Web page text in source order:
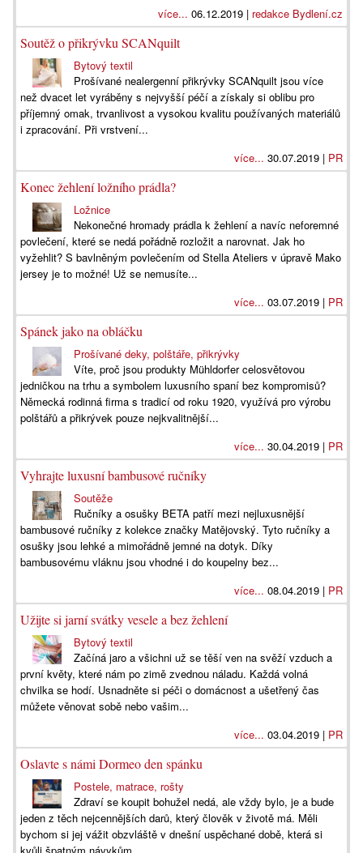
více... 06.12.2019 | redakce Bydlení.cz
Soutěž o přikrývku SCANquilt
Bytový textil
Prošívané nealergenní přikrývky SCANquilt jsou více
než dvacet let vyráběny s nejvyšší péčí a získaly si oblibu pro
příjemný omak, trvanlivost a vysokou kvalitu používaných materiálů
i zpracování. Při vrstvení...
více... 30.07.2019 | PR
Konec žehlení ložního prádla?
Ložnice
Nekonečné hromady prádla k žehlení a navíc neforemné
povlečení, které se nedá pořádně rozložit a narovnat. Jak ho
vyžehlit? S bavlněným povlečením od Stella Ateliers v úpravě Mako
jersey je to možné! Už se nemusíte...
více... 03.07.2019 | PR
Spánek jako na obláčku
Prošívané deky, polštáře, přikrývky
Víte, proč jsou produkty Mühldorfer celosvětovou
jedničkou na trhu a symbolem luxusního spaní bez kompromisů?
Německá rodinná firma s tradicí od roku 1920, využívá pro výrobu
polštářů a přikrývek pouze nejkvalitnější...
více... 30.04.2019 | PR
Vyhrajte luxusní bambusové ručníky
Soutěže
Ručníky a osušky BETA patří mezi nejluxusnější
bambusové ručníky z kolekce značky Matějovský. Tyto ručníky a
osušky jsou lehké a mimořádně jemné na dotyk. Díky
bambusovému vláknu jsou vhodné i do koupelny bez...
více... 08.04.2019 | PR
Užijte si jarní svátky vesele a bez žehlení
Bytový textil
Začíná jaro a všichni už se těší ven na svěží vzduch a
první květy, které nám po zimě zvednou náladu. Každá volná
chvilka se hodí. Usnadněte si péči o domácnost a ušetřený čas
můžete věnovat sobě nebo vašim...
více... 03.04.2019 | PR
Oslavte s námi Dormeo den spánku
Postele, matrace, rošty
Zdraví se koupit bohužel nedá, ale vždy bylo, je a bude
jeden z těch nejcennějších darů, který člověk v životě má. Měli
bychom si jej vážit obzvláště v dnešní uspěchané době, která si